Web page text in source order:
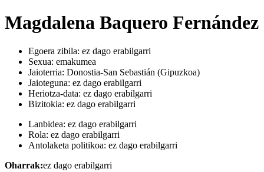
Magdalena Baquero Fernández
Egoera zibila: ez dago erabilgarri
Sexua: emakumea
Jaioterria: Donostia-San Sebastián (Gipuzkoa)
Jaioteguna: ez dago erabilgarri
Heriotza-data: ez dago erabilgarri
Bizitokia: ez dago erabilgarri
Lanbidea: ez dago erabilgarri
Rola: ez dago erabilgarri
Antolaketa politikoa: ez dago erabilgarri
Oharrak:ez dago erabilgarri